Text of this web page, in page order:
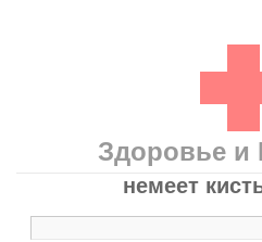
Здоровье и
немеет